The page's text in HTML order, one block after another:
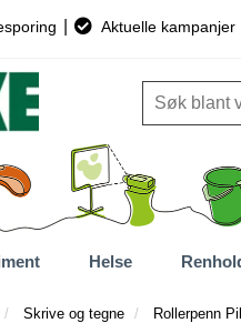
Aktuelle kampanjer
Helse
Skrive og tegne Rollerpenn